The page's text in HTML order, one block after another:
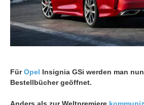
FürOpel Insignia GSi werden man
Bestellbücher geöffnet.